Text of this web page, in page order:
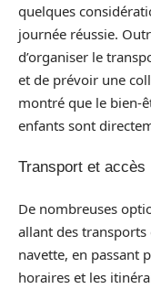
quelques
journée réussie.
d’organiser le
et de prévoir une
montré que le bien-
enfants sont
Transport et accès
De nombreuses
allant des transports
navette, en passant
horaires et les